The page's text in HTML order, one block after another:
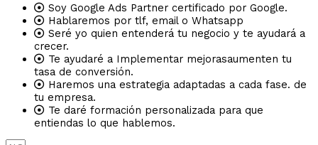
Soy Google Ads Partner certificado por Google.
Hablaremos por tlf, email o Whatsapp
Seré yo quien entenderá tu negocio y te ayudará a
crecer.
Te ayudaré a Implementar mejorasaumenten tu
tasa de conversión.
Haremos una estrategia adaptadas a cada fase. de
tu empresa.
Te daré formación personalizada para que
entiendas lo que hablemos.